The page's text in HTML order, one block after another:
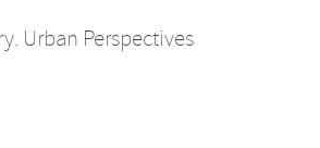
Urban Perspectives